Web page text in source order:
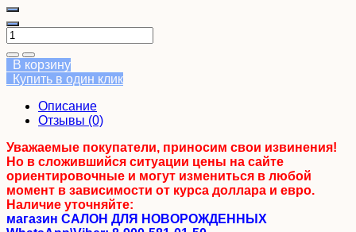
В корзину
Купить в один клик
Описание
Отзывы (0)
Уважаемые покупатели, приносим свои извинения!
Но в сложившийся ситуации цены на сайте
ориентировочные и могут измениться в любой
момент в зависимости от курса доллара и евро.
Наличие уточняйте:
магазин САЛОН ДЛЯ НОВОРОЖДЕННЫХ